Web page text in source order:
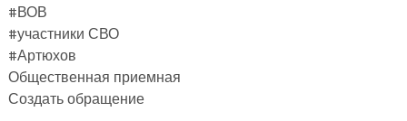
#ВОВ
#участники СВО
#Артюхов
Общественная приемная
Создать обращение